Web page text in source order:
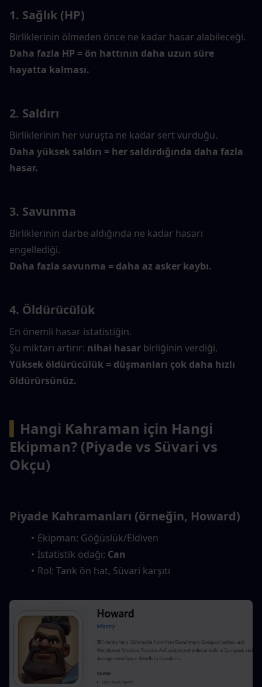
1. Sağlık (HP)
Birliklerinin ölmeden önce ne kadar hasar alabileceği.
Daha fazla HP = ön hattının daha uzun süre
hayatta kalması.
2. Saldırı
Birliklerinin her vuruşta ne kadar sert vurduğu.
Daha yüksek saldırı = her saldırdığında daha fazla
hasar.
3. Savunma
Birliklerinin darbe aldığında ne kadar hasarı
engellediği.
Daha fazla savunma = daha az asker kaybı.
4. Öldürücülük
En önemli hasar istatistiğin.
Şu miktarı artırır: nihai hasar birliğinin verdiği.
Yüksek öldürücülük = düşmanları çok daha hızlı
öldürürsünüz.
Hangi Kahraman için Hangi
Ekipman? (Piyade vs Süvari vs
Okçu)
Piyade Kahramanları (örneğin, Howard)
Ekipman: Göğüslük/Eldiven
İstatistik odağı: Can
Rol: Tank ön hat, Süvari karşıtı